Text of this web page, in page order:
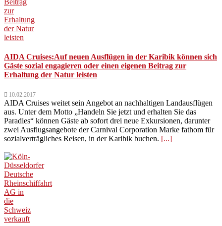
AIDA Cruises:Auf neuen Ausflügen in der Karibik können sich
Gäste sozial engagieren oder einen eigenen Beitrag zur
Erhaltung der Natur leisten
10.02.2017
AIDA Cruises weitet sein Angebot an nachhaltigen Landausflügen
aus. Unter dem Motto „Handeln Sie jetzt und erhalten Sie das
Paradies“ können Gäste ab sofort drei neue Exkursionen, darunter
zwei Ausflugsangebote der Carnival Corporation Marke fathom für
sozialverträgliches Reisen, in der Karibik buchen. [...]